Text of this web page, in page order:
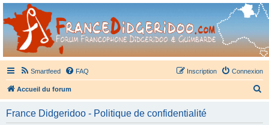
France Didgeridoo
Didgeridoo et Guimbarde sur France Didgeridoo - retrouvez la communauté.
Smartfeed FAQ Connexion
Inscription
Accueil du forum
France Didgeridoo - Politique de confidentialité